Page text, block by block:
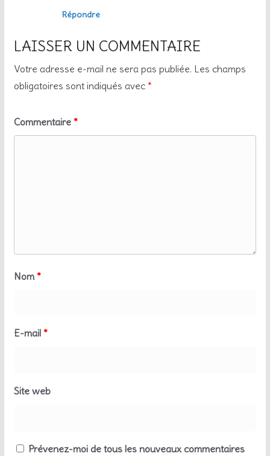
Répondre
LAISSER UN COMMENTAIRE
Votre adresse e-mail ne sera pas publiée. Les champs
obligatoires sont indiqués avec *
Commentaire *
Nom *
E-mail *
Site web
Prévenez-moi de tous les nouveaux commentaires